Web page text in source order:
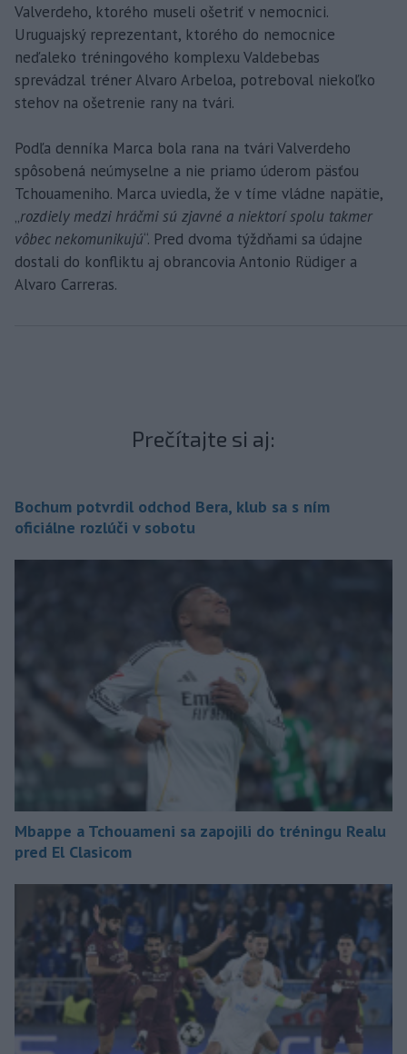
Valverdeho, ktorého museli ošetriť v nemocnici.
Uruguajský reprezentant, ktorého do nemocnice
neďaleko tréningového komplexu Valdebebas
sprevádzal tréner Alvaro Arbeloa, potreboval niekoľko
stehov na ošetrenie rany na tvári.
Podľa denníka Marca bola rana na tvári Valverdeho
spôsobená neúmyselne a nie priamo úderom päsťou
Tchouameniho. Marca uviedla, že v tíme vládne napätie,
„rozdiely medzi hráčmi sú zjavné a niektorí spolu takmer
vôbec nekomunikujú“. Pred dvoma týždňami sa údajne
dostali do konfliktu aj obrancovia Antonio Rüdiger a
Alvaro Carreras.
Prečítajte si aj:
Bochum potvrdil odchod Bera, klub sa s ním
oficiálne rozlúči v sobotu
Mbappe a Tchouameni sa zapojili do tréningu Realu
pred El Clasicom